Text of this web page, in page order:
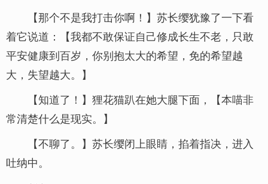
【那个不是我打击你啊！】苏长缨犹豫了一下看
着它说道：【我都不敢保证自己修成长生不老，只敢
平安健康到百岁，你别抱太大的希望，免的希望越
大，失望越大。】
【知道了！】狸花猫趴在她大腿下面，【本喵非
常清楚什么是现实。】
【不聊了。】苏长缨闭上眼睛，掐着指决，进入
吐纳中。